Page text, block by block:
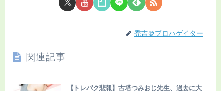
禿吉＠プロハゲイター
関連記事
【トレパク悲報】古塔つみおじ先生、過去に大